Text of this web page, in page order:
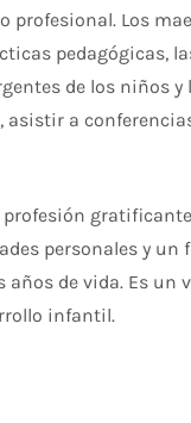
profesional. Los
pedagógicas,
de los niños y
a
personales y un
de vida. Es un
infantil.